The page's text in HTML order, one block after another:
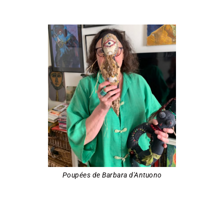
Poupées de Barbara d'Antuono